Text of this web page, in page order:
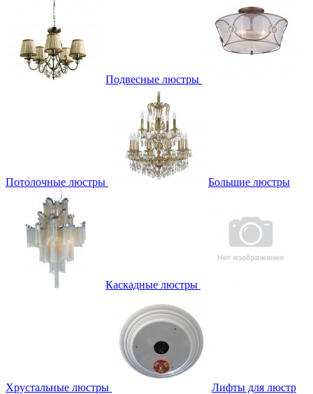
Подвесные люстры
Потолочные люстры Большие люстры
Каскадные люстры
Хрустальные люстры
Лифты для люстр